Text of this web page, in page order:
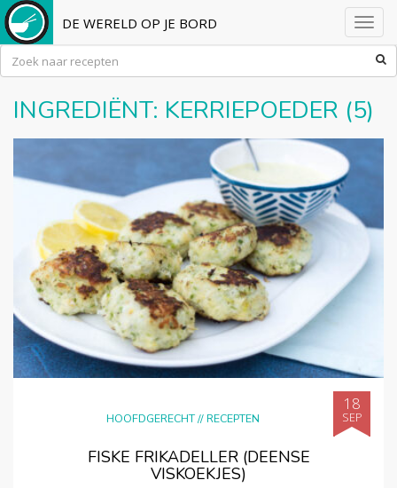
DE WERELD OP JE BORD
INGREDIËNT: KERRIEPOEDER (5)
HOOFDGERECHT//RECEPTEN
18
SEP
FISKE FRIKADELLER (DEENSE
VISKOEKJES)